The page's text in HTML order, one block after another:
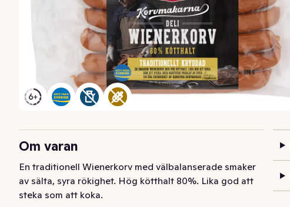
Om varan
En traditionell Wienerkorv med välbalanserade smaker
av sälta, syra rökighet. Hög kötthalt 80%. Lika god att
steka som att koka.